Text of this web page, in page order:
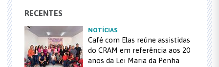
RECENTES
NOTÍCIAS
Café com Elas reúne assistidas
do CRAM em referência aos 20
anos da Lei Maria da Penha